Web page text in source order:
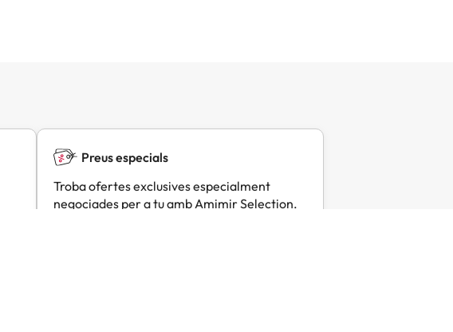
Preus especials
Troba ofertes exclusives especialment
negociades per a tu amb Amimir Selection.